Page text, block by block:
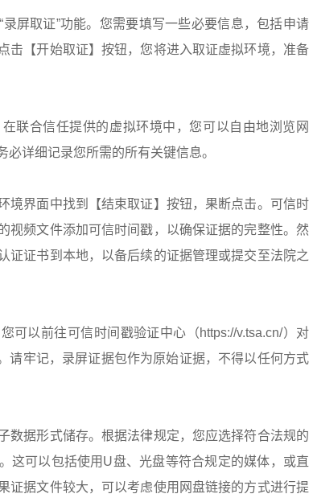
屏取证”功能。您需要填写一些必要信息，包括申请
击【开始取证】按钮，您将进入取证虚拟环境，准备
联合信任提供的虚拟环境中，您可以自由地浏览网
详细记录您所需的所有关键信息。
境界面中找到【结束取证】按钮，果断点击。可信时
视频文件添加可信时间戳，以确保证据的完整性。然
证证书到本地，以备后续的证据管理或提交至法院之
可以前往可信时间戳验证中心（https://v.tsa.cn/）对
请牢记，录屏证据包作为原始证据，不得以任何方式
数据形式储存。根据法律规定，您应选择符合法规的
这可以包括使用U盘、光盘等符合规定的媒体，或直
证据文件较大，可以考虑使用网盘链接的方式进行提